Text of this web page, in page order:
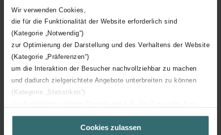
Wir verwenden Cookies,
die für die Funktionalität der Website erforderlich sind
(Kategorie „Notwendig“)
zur Optimierung der Darstellung und des Verhaltens der Website
(Kategorie „Präferenzen“)
um die Interaktion der Besucher nachvollziehbar zu machen
und dadurch zielgerichtete Angebote unterbreiten zu können
(Kategorie „Statistiken“)
(Kategorie „Marketing“)
Über „Details zeigen“ bzw. die Datenschutzerklärung erhalten
Cookies zulassen
Download
loading...
Home IT ProductSceletons Zehnder Dew 200